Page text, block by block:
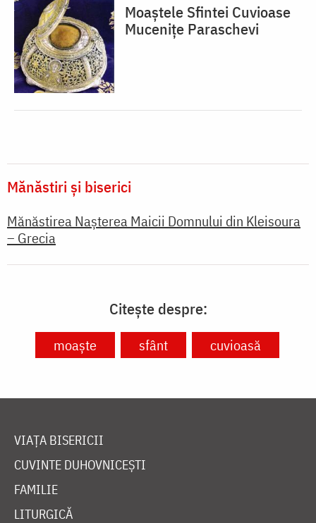
Moaștele Sfintei Cuvioase
Mucenițe Paraschevi
Mănăstiri și biserici
Mănăstirea Nașterea Maicii Domnului din Kleisoura
– Grecia
Citește despre:
moaște sfânt cuvioasă
VIAȚA BISERICII
CUVINTE DUHOVNICEȘTI
FAMILIE
LITURGICĂ